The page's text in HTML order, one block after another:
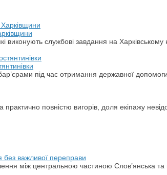
виконують службові завдання на Харківському
під час отримання державної допомоги
повністю вигорів, доля екіпажу
без важливої переправи
між центральною частиною Слов’янська та